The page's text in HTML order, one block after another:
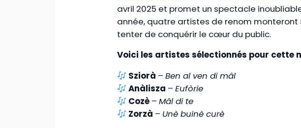
avril 2025 et promet un spectacle
année, quatre artistes de renom monteront
tenter de conquérir le cœur du public.
Voici les artistes sélectionnés pour cette
Sziorà –Ben al ven di mâl
Anàlisza –Eufòrie
Cozè –Mâl di te
Zorzà – Unè buinè curè